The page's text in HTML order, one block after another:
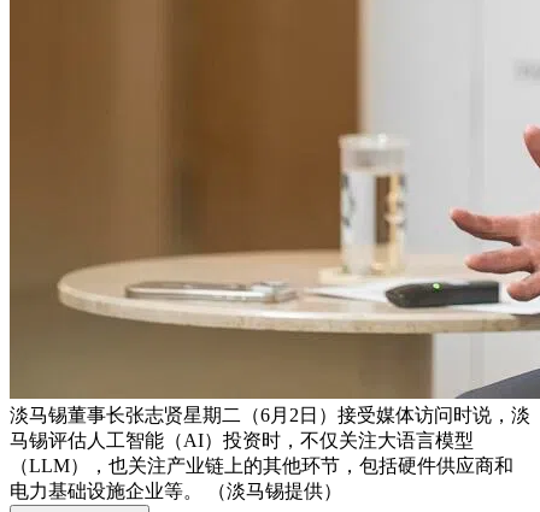
淡马锡董事长张志贤星期二（6月2日）接受媒体访问时说，淡
马锡评估人工智能（AI）投资时，不仅关注大语言模型
（LLM），也关注产业链上的其他环节，包括硬件供应商和
电力基础设施企业等。 （淡马锡提供）